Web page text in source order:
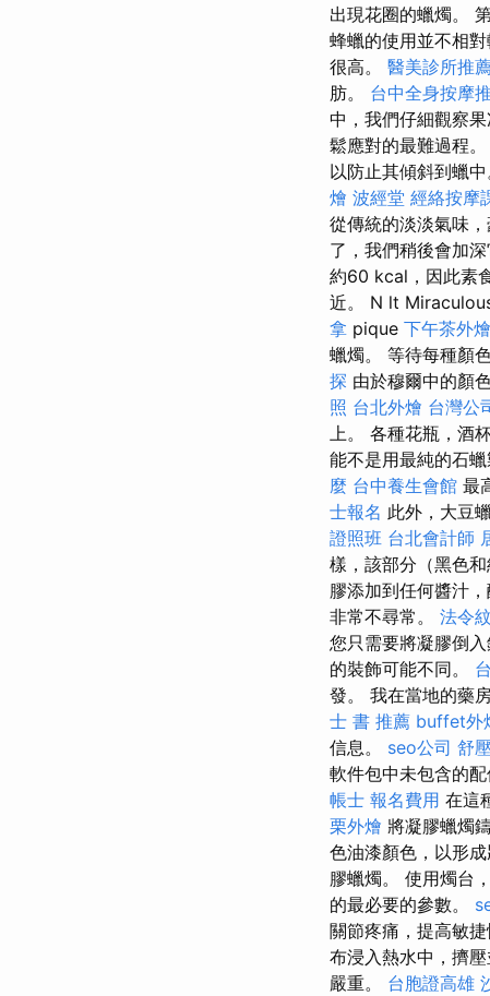
出現花圈的蠟燭。
蜂蠟的使用並不相
很高。 醫美診所推
肪。 台中全身按摩
中，我們仔細觀察果
鬆應對的最難過程
以防止其傾斜到蠟中
燴 波經堂 經絡按摩
從傳統的淡淡氣味
了，我們稍後會加
約60 kcal，因此素
近。 N lt
拿 pique 下午茶外燴
蠟燭。 等待每種顏
探 由於穆爾中的顏
照 台北外燴 台灣公
上。 各種花瓶，酒
能不是用最純的石
麼 台中養生會館 最
士報名 此外，大豆
證照班 台北會計師
樣，該部分（黑色
膠添加到任何醬汁
非常不尋常。 法令
您只需要將凝膠倒
的裝飾可能不同。
發。 我在當地的藥
士 書 推薦 buffet外
信息。 seo公司 舒
軟件包中未包含的
帳士 報名費用 在這
栗外燴 將凝膠蠟燭
色油漆顏色，以形成
膠蠟燭。 使用燭台
的最必要的參數。
關節疼痛，提高敏
布浸入熱水中，擠
嚴重。 台胞證高雄